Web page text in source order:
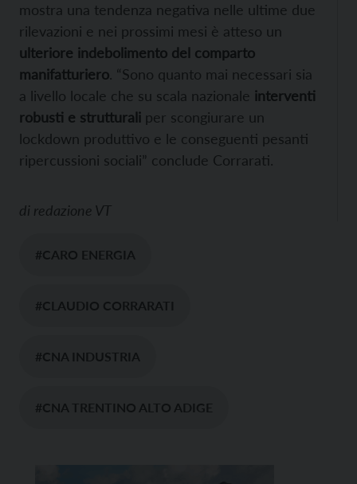
mostra una tendenza negativa nelle ultime due
rilevazioni e nei prossimi mesi è atteso un
ulteriore indebolimento del comparto
manifatturiero. “Sono quanto mai necessari sia
a livello locale che su scala nazionale interventi
robusti e strutturali per scongiurare un
lockdown produttivo e le conseguenti pesanti
ripercussioni sociali” conclude Corrarati.
di redazione VT
#CARO ENERGIA
#CLAUDIO CORRARATI
#CNA INDUSTRIA
#CNA TRENTINO ALTO ADIGE